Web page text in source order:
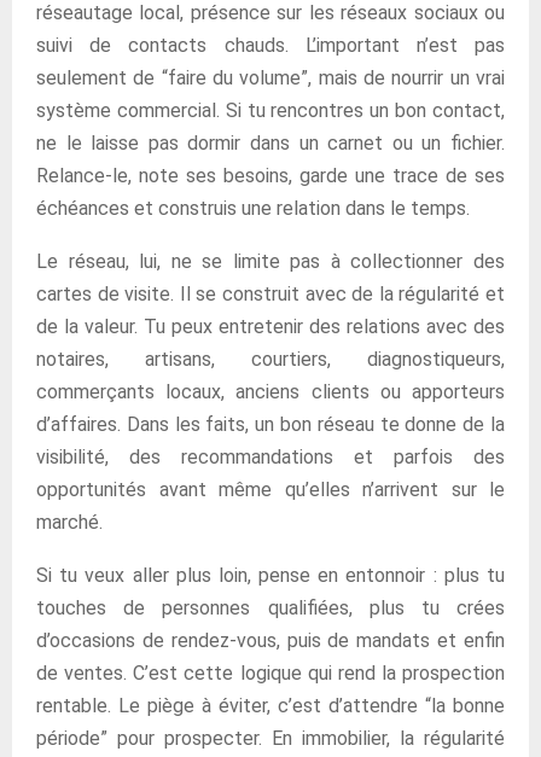
réseautage local, présence sur les réseaux sociaux ou
suivi de contacts chauds. L’important n’est pas
seulement de “faire du volume”, mais de nourrir un vrai
système commercial. Si tu rencontres un bon contact,
ne le laisse pas dormir dans un carnet ou un fichier.
Relance-le, note ses besoins, garde une trace de ses
échéances et construis une relation dans le temps.
Le réseau, lui, ne se limite pas à collectionner des
cartes de visite. Il se construit avec de la régularité et
de la valeur. Tu peux entretenir des relations avec des
notaires, artisans, courtiers, diagnostiqueurs,
commerçants locaux, anciens clients ou apporteurs
d’affaires. Dans les faits, un bon réseau te donne de la
visibilité, des recommandations et parfois des
opportunités avant même qu’elles n’arrivent sur le
marché.
Si tu veux aller plus loin, pense en entonnoir : plus tu
touches de personnes qualifiées, plus tu crées
d’occasions de rendez-vous, puis de mandats et enfin
de ventes. C’est cette logique qui rend la prospection
rentable. Le piège à éviter, c’est d’attendre “la bonne
période” pour prospecter. En immobilier, la régularité